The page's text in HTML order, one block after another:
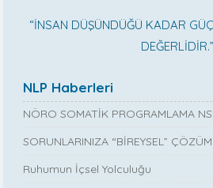
“İNSAN DÜŞÜNDÜĞÜ KADAR
DEĞERLİDİR.”
NLP Haberleri
NÖRO SOMATİK PROGRAMLAMA
SORUNLARINIZA “BİREYSEL”
Ruhumun İçsel Yolculuğu